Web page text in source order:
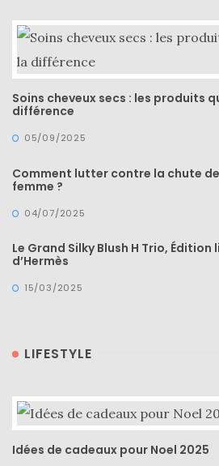
Soins cheveux secs : les produits
différence
05/09/2025
Comment lutter contre la chute
femme ?
04/07/2025
Le Grand Silky Blush H Trio, Édition
d’Hermès
15/03/2025
LIFESTYLE
Idées de cadeaux pour Noel 2025